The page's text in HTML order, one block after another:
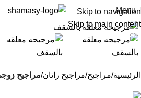
Skip to navigation
Skip to main content
Menu
-19%
Click to enlarge
الرئيسية مراجيح مراجيح راتان مراجيح